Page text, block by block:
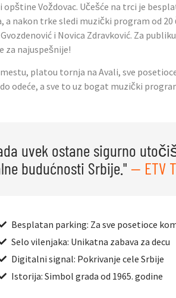
Voždovac. Učešće na trci je
nakon trke sledi muzički program od 20
i Novica Zdravković. Za
za najuspešnije!
platou tornja na Avali, sve
odeće, a sve to uz bogat muzički
uvek ostane sigurno
budućnosti Srbije." — ETV
Besplatan parking: Za sve posetioce
Selo vilenjaka: Unikatna zabava za decu
Digitalni signal: Pokrivanje cele Srbije
Istorija: Simbol grada od 1965. godine